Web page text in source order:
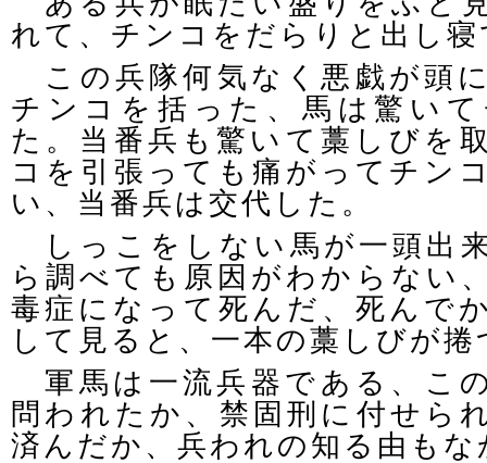
れて、チンコをだらりと出し
この兵隊何気なく悪戯が頭
チンコを括った、馬は驚い
た。当番兵も驚いて藁しびを
コを引張っても痛がってチン
い、当番兵は交代した。
しっこをしない馬が一頭出
ら調べても原因がわからない
毒症になって死んだ、死んで
して見ると、一本の藁しびが
軍馬は一流兵器である、こ
問われたか、禁固刑に付せら
済んだか、兵われの知る由もな